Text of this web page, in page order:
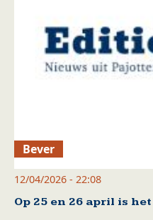
Bever
12/04/2026 - 22:08
Op 25 en 26 april is